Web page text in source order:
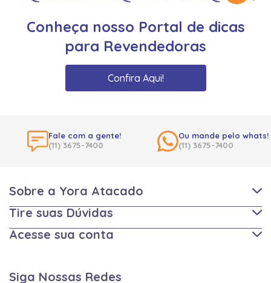
Conheça nosso Portal de dicas
para Revendedoras
Confira Aqui!
Fale com a gente!
(11) 3675-7400
Ou mande pelo whats!
(11) 3675-7400
Sobre a Yora Atacado
Tire suas Dúvidas
Acesse sua conta
Siga Nossas Redes